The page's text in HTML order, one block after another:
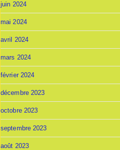
juin 2024
mai 2024
avril 2024
mars 2024
février 2024
décembre 2023
octobre 2023
septembre 2023
août 2023